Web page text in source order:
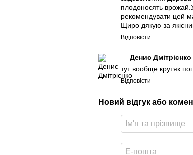
плодоносять
рекомендувати цей
Щиро дякую за
Відповісти
Денис Дмітрієнко
тут вообще крутяк
Відповісти
Новий відгук або